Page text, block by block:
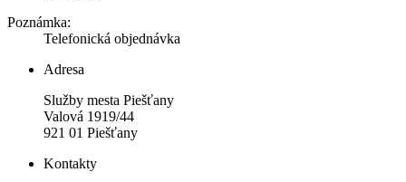
Poznámka:
Telefonická objednávka
Adresa
Služby mesta Piešťany
Valová 1919/44
921 01 Piešťany
Kontakty